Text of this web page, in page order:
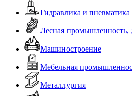
Гидравлика и пневматика
Лесная промышленность,
Машиностроение
Мебельная
Металлургия